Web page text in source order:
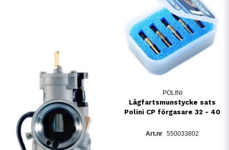
POLINI
Lågfartsmunstycke sats
Polini CP förgasare 32 - 40
550033802